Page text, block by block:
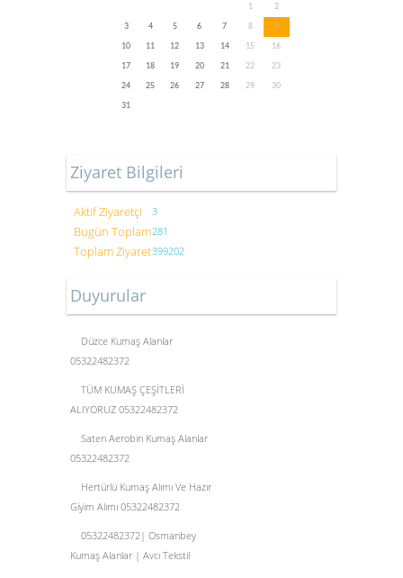
1
2
3
4 5 6 7 8
9
10
11 12 13 14 15
16
17
18 19 20 21 22
23
24
25 26 27 28 29
30
31
Ziyaret Bilgileri
Aktif Ziyaretçi 3
Bugün Toplam281
Toplam Ziyaret399202
Duyurular
Düzce Kumaş Alanlar
05322482372
TÜM KUMAŞ ÇEŞİTLERİ
ALIYORUZ 05322482372
Saten Aerobin Kumaş Alanlar
05322482372
Hertürlü Kumaş Alımı Ve Hazır
Giyim Alımı 05322482372
05322482372| Osmanbey
Kumaş Alanlar | Avcı Tekstil